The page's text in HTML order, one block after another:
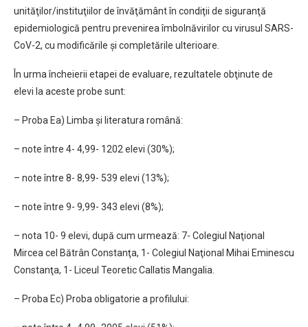
unităţilor/instituţiilor de învăţământ în condiţii de siguranţă
epidemiologică pentru prevenirea îmbolnăvirilor cu virusul SARS-
CoV-2, cu modificările şi completările ulterioare.
În urma încheierii etapei de evaluare, rezultatele obţinute de
elevi la aceste probe sunt:
– Proba Ea) Limba şi literatura română:
– note între 4- 4,99- 1202 elevi (30%);
– note între 8- 8,99- 539 elevi (13%);
– note între 9- 9,99- 343 elevi (8%);
– nota 10- 9 elevi, după cum urmează: 7- Colegiul Naţional
Mircea cel Bătrân Constanţa, 1- Colegiul Naţional Mihai Eminescu
Constanţa, 1- Liceul Teoretic Callatis Mangalia.
– Proba Ec) Proba obligatorie a profilului: